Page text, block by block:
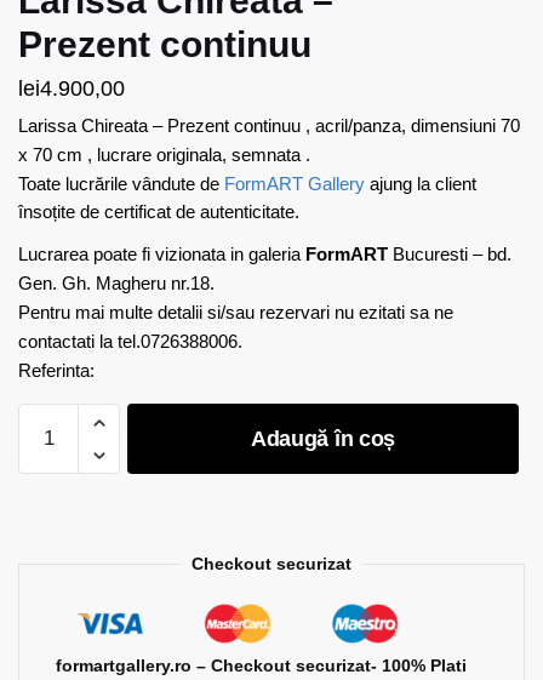
Prezent continuu
lei4.900,00
Larissa Chireata – Prezent continuu , acril/panza, dimensiuni 70
x 70 cm , lucrare originala, semnata .
Toate lucrările vândute de FormART Gallery ajung la client
însoțite de certificat de autenticitate.
Lucrarea poate fi vizionata in galeria FormART Bucuresti – bd.
Gen. Gh. Magheru nr.18.
Pentru mai multe detalii si/sau rezervari nu ezitati sa ne
contactati la tel.0726388006.
Referinta:
Larissa
Chireata
Adaugă în coș
Checkout securizat
formartgallery.ro – Checkout securizat- 100% Plati